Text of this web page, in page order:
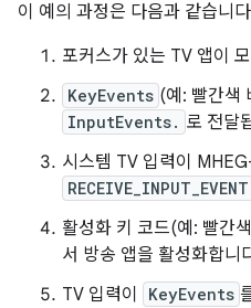
이 예의 과정은 다음과 같습니
포커스가 있는 TV 앱이
KeyEvents (예: 빨간색
InputEvents. 로 전달
시스템 TV 입력이
RECEIVE_INPUT_EVENT
활성화 키 코드(예: 빨간
서 방송 앱을 활성화합니
TV 입력이
KeyEvents